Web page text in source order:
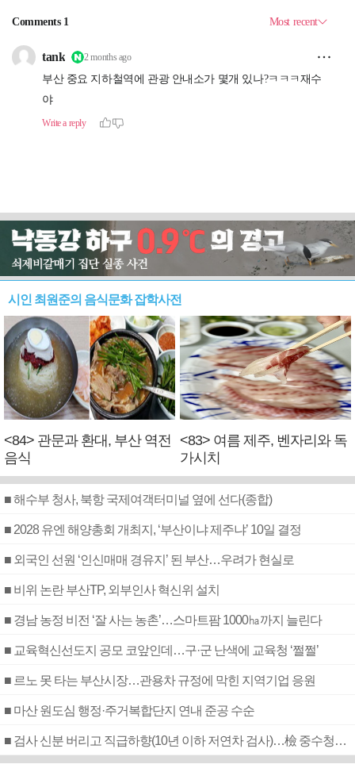
시인 최원준의 음식문화 잡학사전
<84> 관문과 환대, 부산 역전
음식
<83> 여름 제주, 벤자리와 독
가시치
■ 해수부 청사, 북항 국제여객터미널 옆에 선다(종합)
■ 2028 유엔 해양총회 개최지, ‘부산이냐 제주냐’ 10일 결정
■ 외국인 선원 ‘인신매매 경유지’ 된 부산…우려가 현실로
■ 비위 논란 부산TP, 외부인사 혁신위 설치
■ 경남 농정 비전 ‘잘 사는 농촌’…스마트팜 1000㏊까지 늘린다
■ 교육혁신선도지 공모 코앞인데…구·군 난색에 교육청 ‘쩔쩔’
■ 르노 못 타는 부산시장…관용차 규정에 막힌 지역기업 응원
■ 마산 원도심 행정·주거복합단지 연내 준공 수순
■ 검사 신분 버리고 직급하향(10년 이하 저연차 검사)…檢 중수청행 기피